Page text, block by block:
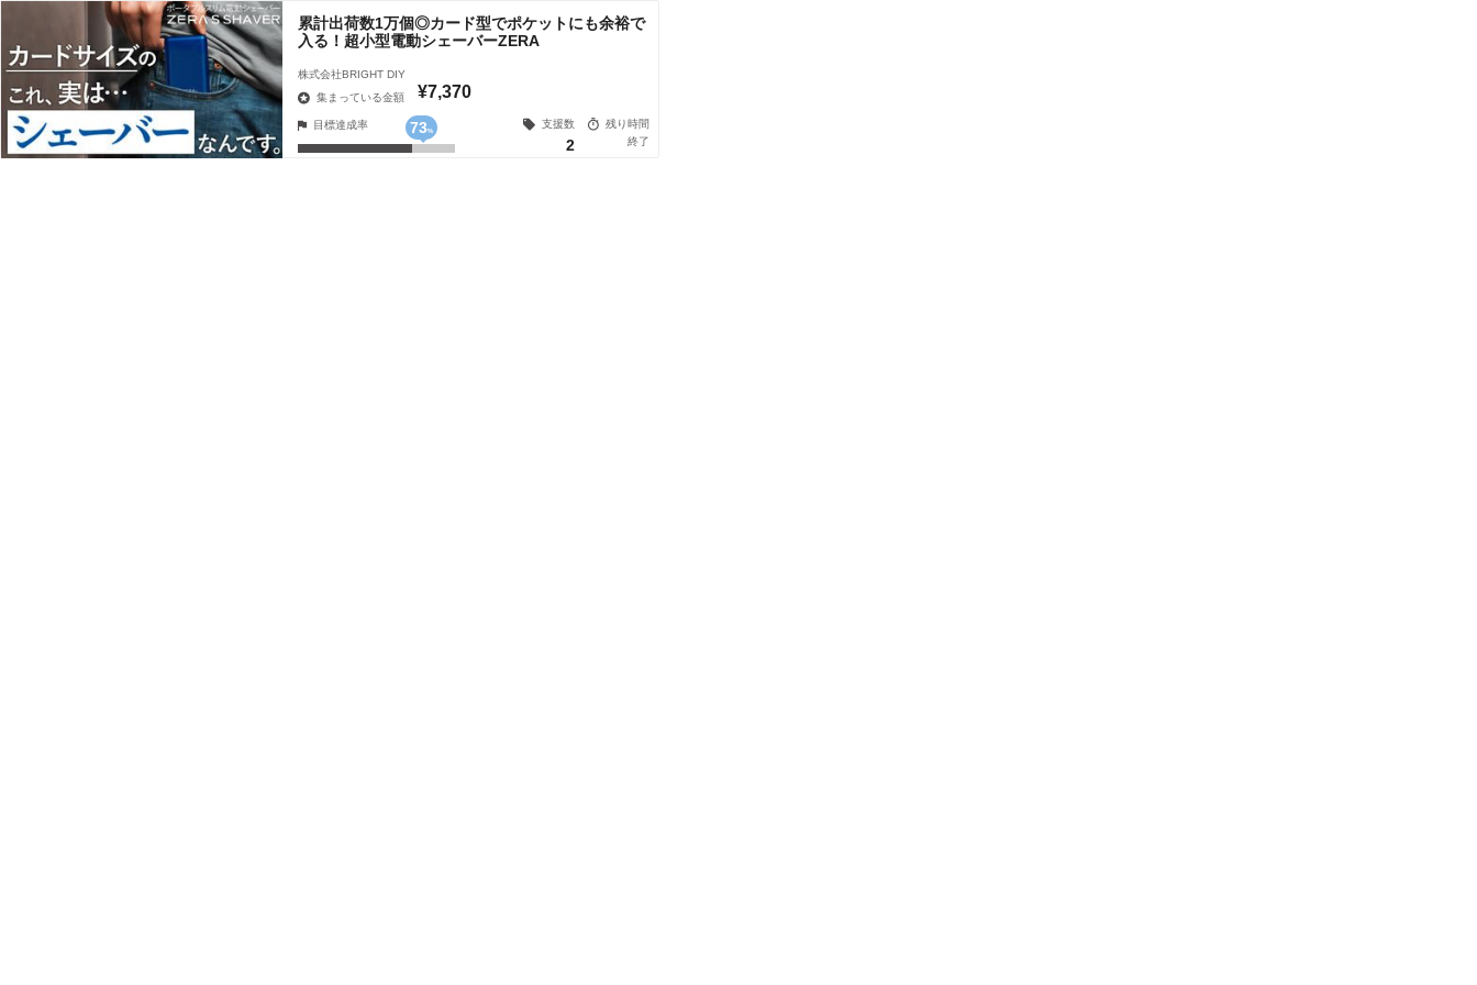
累計出荷数1万個◎カード型でポケットにも余裕で
入る！超小型電動シェーバーZERA
株式会社BRIGHT DIY
集まっている金額
¥7,370
目標達成率 73%
支援数
2
残り時間
終了